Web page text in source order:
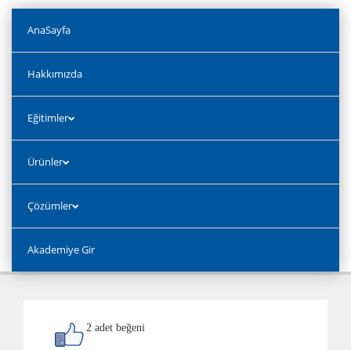
AnaSayfa
Hakkımızda
Eğitimler
Ürünler
Çözümler
Akademiye Gir
2 adet beğeni